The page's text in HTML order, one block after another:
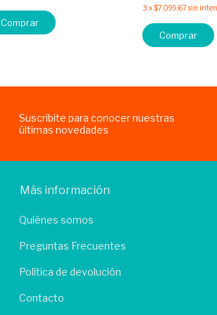
Comprar
3 x$7.099,67sin
Comprar
Suscribite para conocer nuestras
últimas novedades
Más información
Quiénes somos
Preguntas Frecuentes
Política de devolución
Contacto